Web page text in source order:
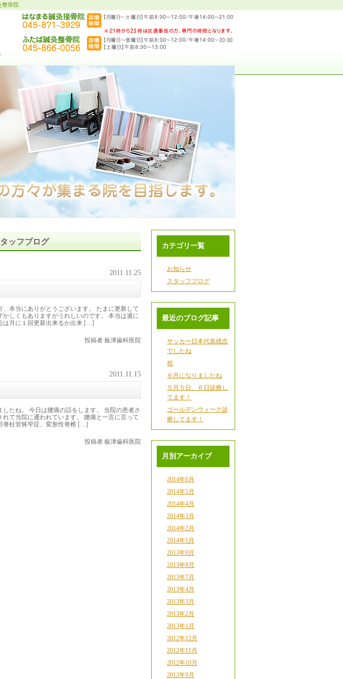
整骨院
ッフブログ
2011.11.25
本当にありがとうございます。 たまに更新して
しくもありますがうれしいのです。 本当は週に
は月に１回更新出来るか出来 […]
投稿者 板津歯科医院
2011.11.15
たね。 今日は腰痛の話をします。 当院の患者さ
て当院に通われています。 腰痛と一言に言って
脊柱管狭窄症、変形性脊椎 […]
投稿者 板津歯科医院
カテゴリ一覧
お知らせ
スタッフブログ
最近のブログ記事
サッカー日本代表残念
でしたね
祝
６月になりましたね
５月５日、６日診療し
てます！
ゴールデンウィーク診
療してます！
月別アーカイブ
2014年6月
2014年5月
2014年4月
2014年3月
2014年2月
2014年1月
2013年9月
2013年8月
2013年7月
2013年4月
2013年3月
2013年2月
2013年1月
2012年12月
2012年11月
2012年10月
2012年9月